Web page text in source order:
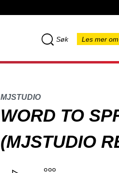
Søk Les mer
MJSTUDIO
WORD TO
(MJSTUDIO